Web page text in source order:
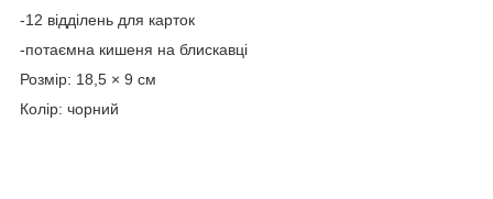
-12 відділень для карток
-потаємна кишеня на блискавці
Розмір: 18,5 × 9 см
Колір: чорний